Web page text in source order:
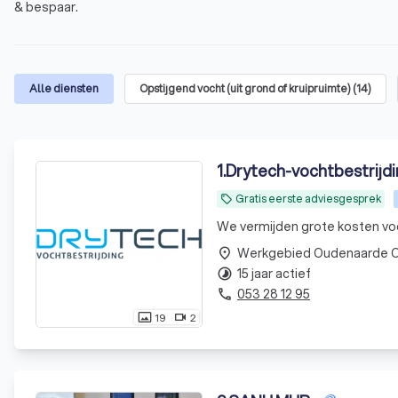
& bespaar.
Alle diensten Opstijgend vocht (uit grond of kruipruimte)(14)
photo_size_select_actual 19 videocam 2
1.Drytech-
local_offer Gratis eerste adviesgesprek
We vermijden grote kosten
place Werkgebied Oudenaarde
timelapse 15 jaar actief
phone 053 28 12 95